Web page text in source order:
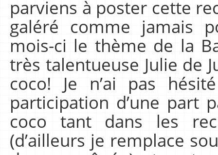
parviens à poster cette
galéré comme jamais
mois-ci le thème de la
très talentueuse Julie de
coco! Je n’ai pas
participation d’une part
coco tant dans les
(d’ailleurs je remplace